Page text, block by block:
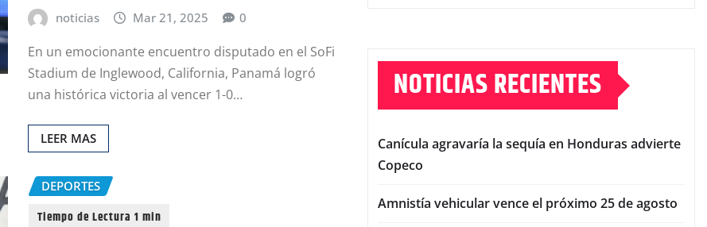
noticias Mar 21, 2025 0
En un emocionante encuentro disputado en el SoFi
Stadium de Inglewood, California, Panamá logró
una histórica victoria al vencer 1-0…
LEER MAS
DEPORTES
NOTICIAS RECIENTES
Canícula agravaría la sequía en Honduras advierte
Copeco
Amnistía vehicular vence el próximo 25 de agosto